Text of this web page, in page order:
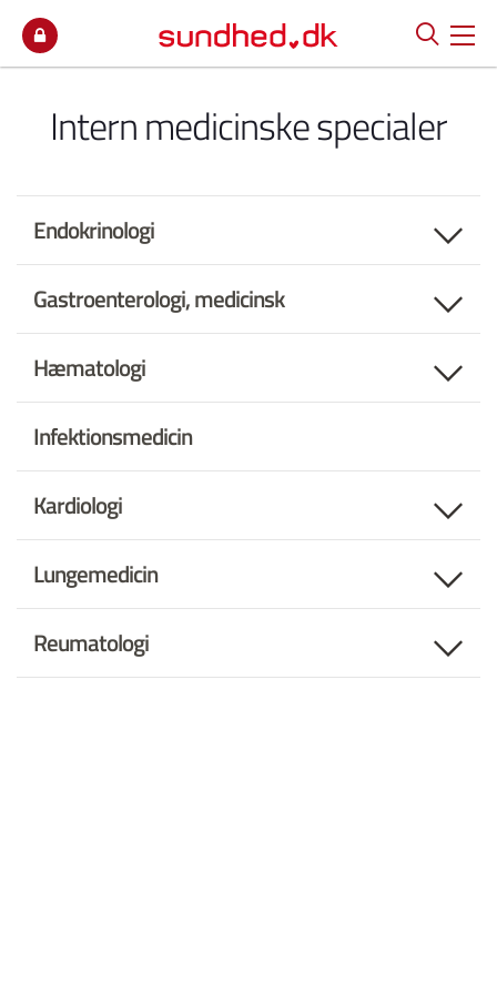
Intern medicinske specialer
Endokrinologi
Gastroenterologi, medicinsk
Hæmatologi
Infektionsmedicin
Kardiologi
Lungemedicin
Reumatologi